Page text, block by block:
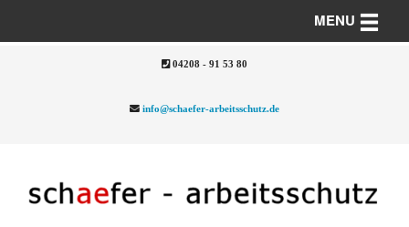
04208 - 91 53 80
info@schaefer-arbeitsschutz.de
MENU Toggle